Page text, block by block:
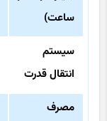
ساعت)
سیستم
انتقال قدرت
مصرف